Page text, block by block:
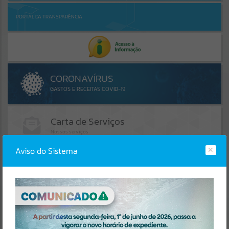
PORTAL DA TRANSPARÊNCIA
AGENDA
LINKS ÚTEIS
Aviso do Sistema